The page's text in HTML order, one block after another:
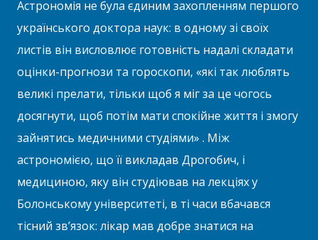
Астрономія не була єдиним захопленням першого
українського доктора наук: в одному зі своїх
листів він висловлює готовність надалі складати
оцінки-прогнози та гороскопи, «які так люблять
великі прелати, тільки щоб я міг за це чогось
досягнути, щоб потім мати спокійне життя і змогу
зайнятись медичними студіями» . Між
астрономією, що її викладав Дрогобич, і
медициною, яку він студіював на лекціях у
Болонському університеті, в ті часи вбачався
тісний зв’язок: лікар мав добре знатися на